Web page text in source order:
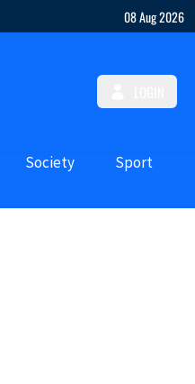
08 Aug 2026
Society Sport